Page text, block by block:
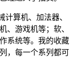
算机、加法器、
、游戏机等；软、
系统等。我的收藏
，每一个系列都可